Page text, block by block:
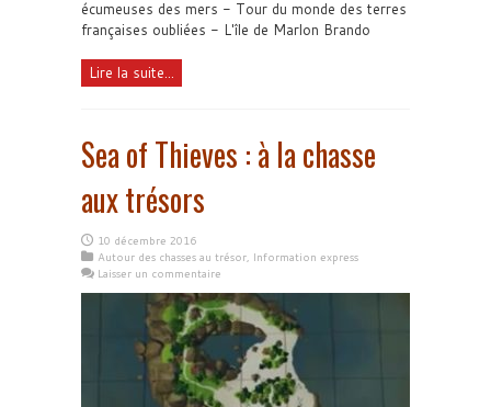
écumeuses des mers - Tour du monde des terres
françaises oubliées - L'île de Marlon Brando
Lire la suite...
Sea of Thieves : à la chasse
aux trésors
10 décembre 2016
Autour des chasses au trésor, Information express
Laisser un commentaire